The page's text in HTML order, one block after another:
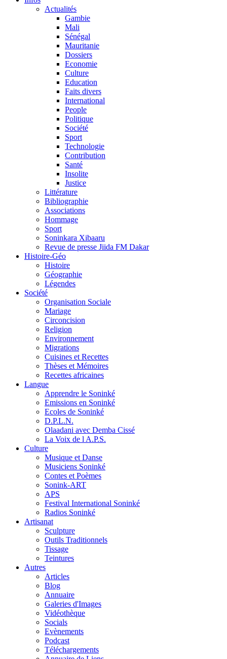
Actualités
Gambie
Mali
Sénégal
Mauritanie
Dossiers
Economie
Culture
Education
Faits divers
International
People
Politique
Société
Sport
Technologie
Contribution
Santé
Insolite
Justice
Littérature
Bibliographie
Associations
Hommage
Sport
Soninkara Xibaaru
Revue de presse Jiida FM Dakar
Histoire-Géo
Histoire
Géographie
Légendes
Société
Organisation Sociale
Mariage
Circoncision
Religion
Environnement
Migrations
Cuisines et Recettes
Thèses et Mémoires
Recettes africaines
Langue
Apprendre le Soninké
Emissions en Soninké
Ecoles de Soninké
D.P.L.N.
Olaadani avec Demba Cissé
La Voix de l A.P.S.
Culture
Musique et Danse
Musiciens Soninké
Contes et Poèmes
Sonink-ART
APS
Festival International Soninké
Radios Soninké
Artisanat
Sculpture
Outils Traditionnels
Tissage
Teintures
Autres
Articles
Blog
Annuaire
Galeries d'Images
Vidéothèque
Socials
Evènements
Podcast
Téléchargements